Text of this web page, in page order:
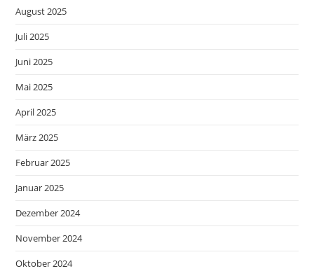
August 2025
Juli 2025
Juni 2025
Mai 2025
April 2025
März 2025
Februar 2025
Januar 2025
Dezember 2024
November 2024
Oktober 2024